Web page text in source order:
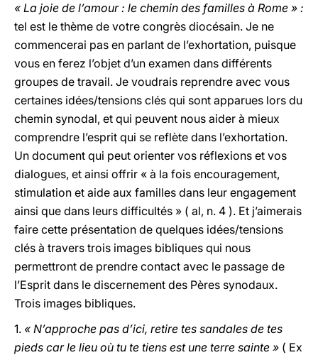
« La joie de l’amour : le chemin des familles à Rome » :
tel est le thème de votre congrès diocésain. Je ne
commencerai pas en parlant de l’exhortation, puisque
vous en ferez l’objet d’un examen dans différents
groupes de travail. Je voudrais reprendre avec vous
certaines idées/tensions clés qui sont apparues lors du
chemin synodal, et qui peuvent nous aider à mieux
comprendre l’esprit qui se reflète dans l’exhortation.
Un document qui peut orienter vos réflexions et vos
dialogues, et ainsi offrir « à la fois encouragement,
stimulation et aide aux familles dans leur engagement
ainsi que dans leurs difficultés » ( al, n. 4 ). Et j’aimerais
faire cette présentation de quelques idées/tensions
clés à travers trois images bibliques qui nous
permettront de prendre contact avec le passage de
l’Esprit dans le discernement des Pères synodaux.
Trois images bibliques.
1. « N’approche pas d’ici, retire tes sandales de tes
pieds car le lieu où tu te tiens est une terre sainte » ( Ex